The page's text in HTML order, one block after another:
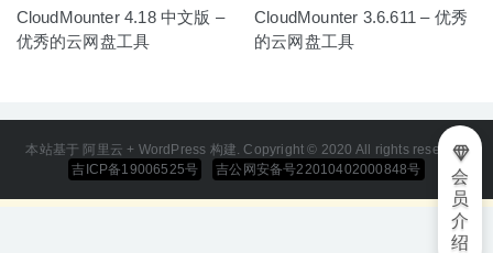
CloudMounter 4.18 中文版 –
优秀的云网盘工具
CloudMounter 3.6.611 – 优秀
的云网盘工具
本站基于 阿里云 + WordPress 构建. Copyright © 2020 All rights reserved
吉ICP备19006525号
吉公网安备号22010402000848号
会
员
介
绍